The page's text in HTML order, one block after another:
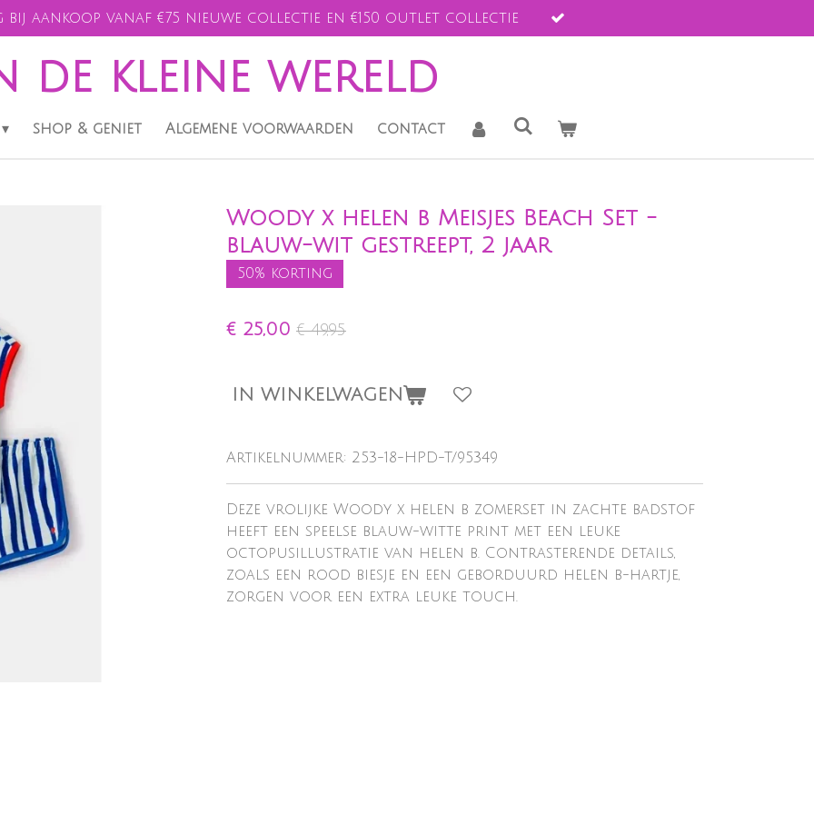
bij aankoop vanaf €75 nieuwe collectie en €150 outlet collectie
de kleine wereld
shop & geniet Algemene voorwaarden contact
Woody x helen b Meisjes Beach Set -
blauw-wit gestreept, 2 jaar
50% korting
€ 25,00 € 49,95
IN WINKELWAGEN
Artikelnummer: 253-18-HPD-T/95349
Deze vrolijke Woody x helen b zomerset in zachte badstof
heeft een speelse blauw-witte print met een leuke
octopusillustratie van helen b. Contrasterende details,
zoals een rood biesje en een geborduurd helen b-hartje,
zorgen voor een extra leuke touch.